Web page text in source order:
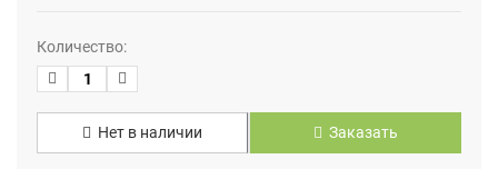
Количество:
Нет в наличии Заказать